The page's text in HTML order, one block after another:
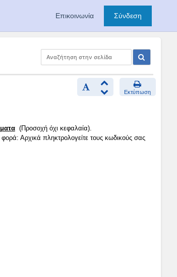
Επικοινωνία Σύνδεση
Εκτύπωση
(Προσοχή όχι κεφαλαία).
Αρχικά πληκτρολογείτε τους κωδικούς σας